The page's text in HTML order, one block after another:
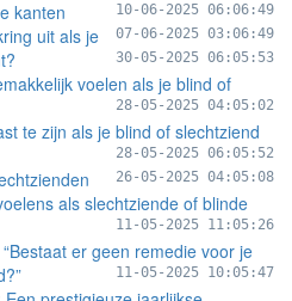
10-06-2025 06:06:49
kanten
07-06-2025 03:06:49
uit als je
30-05-2025 06:05:53
voelen als je blind of
28-05-2025 04:05:02
te zijn als je blind of slechtziend
28-05-2025 06:05:52
26-05-2025 04:05:08
als slechtziende of blinde
11-05-2025 11:05:26
er geen remedie voor je
11-05-2025 10:05:47